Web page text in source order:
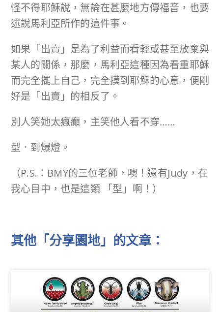
怪不得耶穌說，無論在甚麼地方傳福音，也要
述說馬利亞所作的這件事。
如果「出賣」是為了利益而看輕或甚至放棄與
某人的關係，那麼，馬利亞這種因為看重耶穌
而完全擺上自己，完全摸到耶穌的心意，便剛
好是「出賣」的相反了。
別人笑她太瘋癲，主笑他人看不穿……
型．到爆燈。
（P.S.：BMY的三位老師，噢！還有Judy，在
我心目中，也是這類 「型」啊！）
其他「分享園地」的文章：